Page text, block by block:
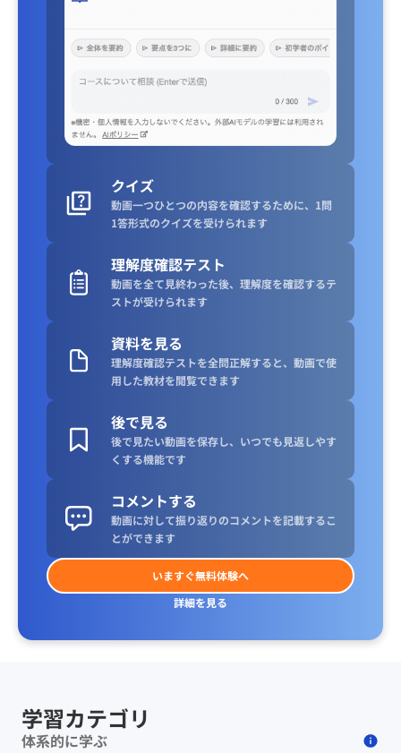
クイズ
動画一つひとつの内容を確認するために、1問
1答形式のクイズを受けられます
理解度確認テスト
動画を全て見終わった後、理解度を確認するテ
ストが受けられます
資料を見る
理解度確認テストを全問正解すると、動画で使
用した教材を閲覧できます
後で見る
後で見たい動画を保存し、いつでも見返しやす
くする機能です
コメントする
動画に対して振り返りのコメントを記載するこ
とができます
いますぐ無料体験へ
詳細を見る
学習カテゴリ
体系的に学ぶ